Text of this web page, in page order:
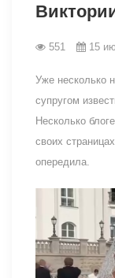
551 15
Уже несколько
супругом
Несколько
своих
опередила.